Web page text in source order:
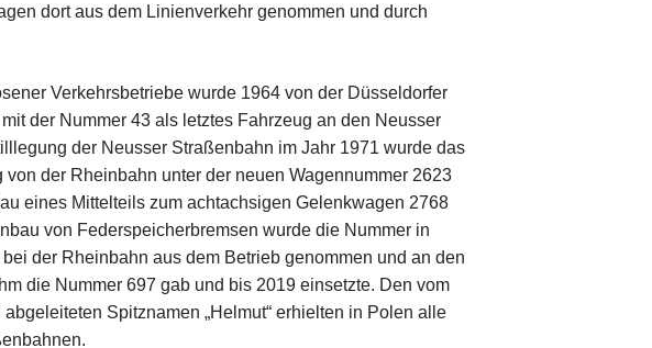
dort aus dem Linienverkehr genommen und durch
Verkehrsbetriebe wurde 1964 von der Düsseldorfer
der Nummer 43 als letztes Fahrzeug an den Neusser
der Neusser Straßenbahn im Jahr 1971 wurde das
der Rheinbahn unter der neuen Wagennummer 2623
eines Mittelteils zum achtachsigen Gelenkwagen 2768
von Federspeicherbremsen wurde die Nummer in
der Rheinbahn aus dem Betrieb genommen und an den
die Nummer 697 gab und bis 2019 einsetzte. Den vom
Spitznamen „Helmut“ erhielten in Polen alle